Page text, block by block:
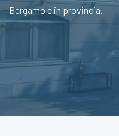
Bergamo e in provincia.